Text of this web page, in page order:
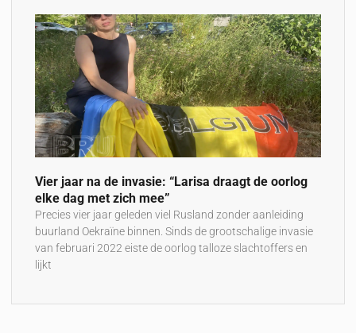
Vier jaar na de invasie: “Larisa draagt de oorlog
elke dag met zich mee”
Precies vier jaar geleden viel Rusland zonder aanleiding
buurland Oekraïne binnen. Sinds de grootschalige invasie
van februari 2022 eiste de oorlog talloze slachtoffers en
lijkt